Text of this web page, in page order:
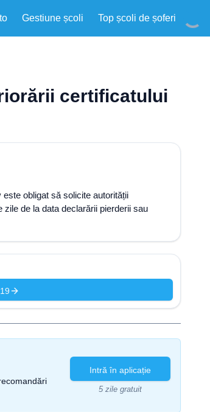
Gestiune școli Top școli de șoferi
certificatului
obligat să solicite autorității
de la data declarării pierderii sau
Intră în aplicație
5 zile gratuit